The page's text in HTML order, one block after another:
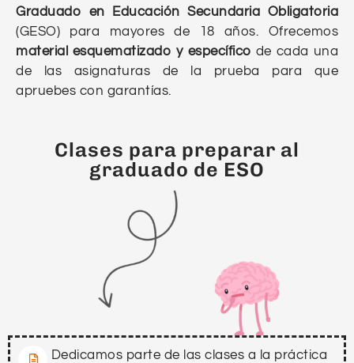
Graduado en Educación Secundaria Obligatoria
(GESO) para mayores de 18 años. Ofrecemos
material esquematizado y específico de cada una
de las asignaturas de la prueba para que
apruebes con garantías.
Clases para preparar al
graduado de ESO
Dedicamos parte de las clases a la práctica